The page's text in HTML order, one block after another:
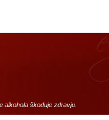
alkohola škoduje zdravju.